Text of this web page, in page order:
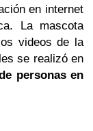
en internet
La mascota
videos de la
se realizó en
personas en